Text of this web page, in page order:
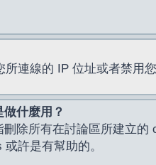
連線的 IP 位址或者禁用
什麼用？
刪除所有在討論區所建立
許是有幫助的。